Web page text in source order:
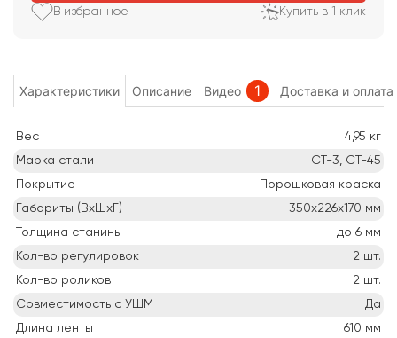
В избранное Купить в 1 клик
Характеристики Описание Видео 1 Доставка и оплата
Вес 4,95 кг
Марка стали
СТ-3, СТ-45
Покрытие
Порошковая краска
Габариты (ВхШхГ)
350х226х170 мм
Толщина станины
до 6 мм
Кол-во регулировок
2 шт.
Кол-во роликов
2 шт.
Совместимость с УШМ
Да
Длина ленты
610 мм